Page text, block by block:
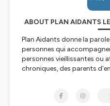
ABOUT PLAN AIDANTS
Plan Aidants donne la
personnes qui
personnes vieillissantes ou
chroniques, des parents
A chaque épisode, vous